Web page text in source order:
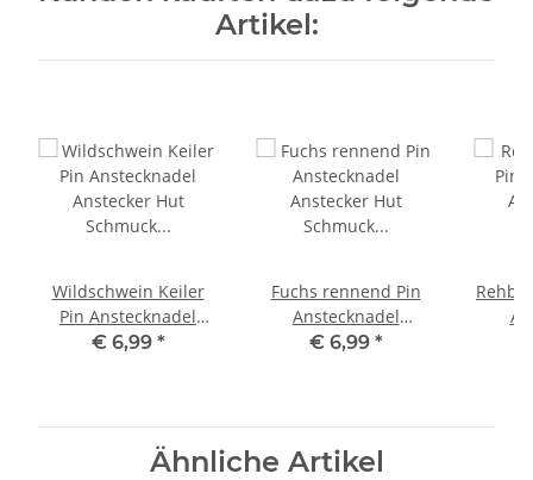
Artikel:
Wildschwein Keiler
Pin Anstecknadel
Anstecker Hut
€ 6,99 *
Fuchs rennend Pin
Anstecknadel
Anstecker Hut
€ 6,99 *
Ähnliche Artikel